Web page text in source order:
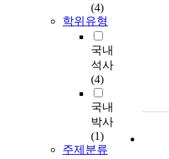
(4)
학위유형
국내
석사
(4)
국내
박사
(1)
주제분류